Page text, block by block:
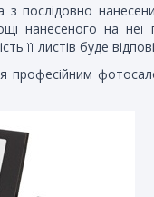
послідовно
нанесеного на
її листів буде
професійним